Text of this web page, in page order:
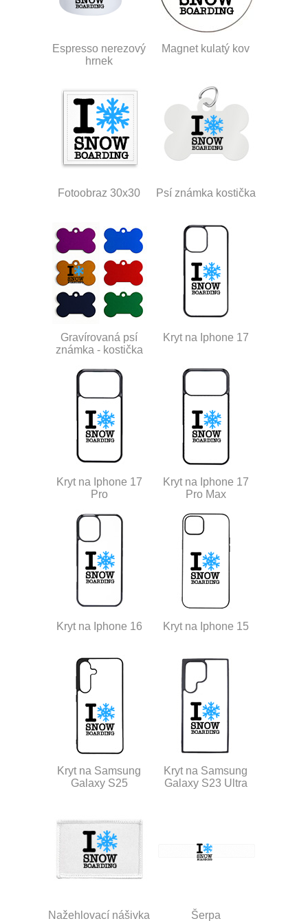
Espresso nerezový
hrnek
Magnet kulatý kov
Fotoobraz 30x30 Psí známka kostička
Gravírovaná psí
známka - kostička
Kryt na Iphone 17
Kryt na Iphone 17
Pro
Kryt na Iphone 17
Pro Max
Kryt na Iphone 16 Kryt na Iphone 15
Kryt na Samsung
Galaxy S25
Kryt na Samsung
Galaxy S23 Ultra
Nažehlovací nášivka
Šerpa